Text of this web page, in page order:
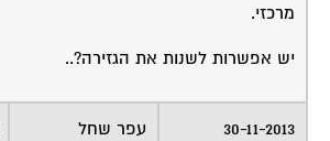
מרכזי.
יש אפשרות לשנות את הגזירה?..
30-11-2013
עפר שחל